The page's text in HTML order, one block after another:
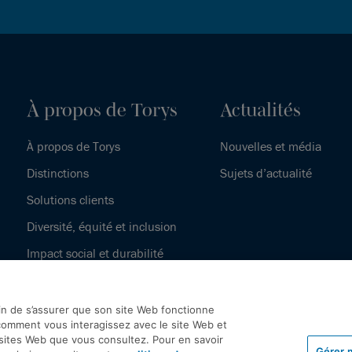
À propos de Torys
À propos de Torys
Distinctions
Solutions clients
Diversité, équité et inclusion
Impact social et durabilité
Actualités
Nouvelles et média
Sujets d’actualité
de s’assurer que son site Web fonctionne
vous interagissez avec le site Web et
Web que vous consultez. Pour en savoir